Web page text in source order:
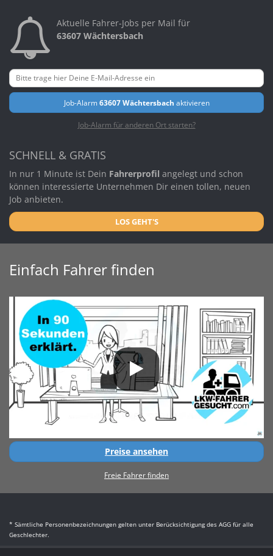
Aktuelle Fahrer-Jobs per Mail für
63607 Wächtersbach
Job-Alarm63607 Wächtersbach aktivieren
Job-Alarm für anderen Ort starten?
SCHNELL & GRATIS
In nur 1 Minute ist Dein Fahrerprofil angelegt und schon
können interessierte Unternehmen Dir einen tollen, neuen
Job anbieten.
LOS GEHT'S
Einfach Fahrer finden
Preise ansehen
Freie Fahrer finden
* Sämtliche Personenbezeichnungen gelten unter Berücksichtigung des AGG für alle
Geschlechter.